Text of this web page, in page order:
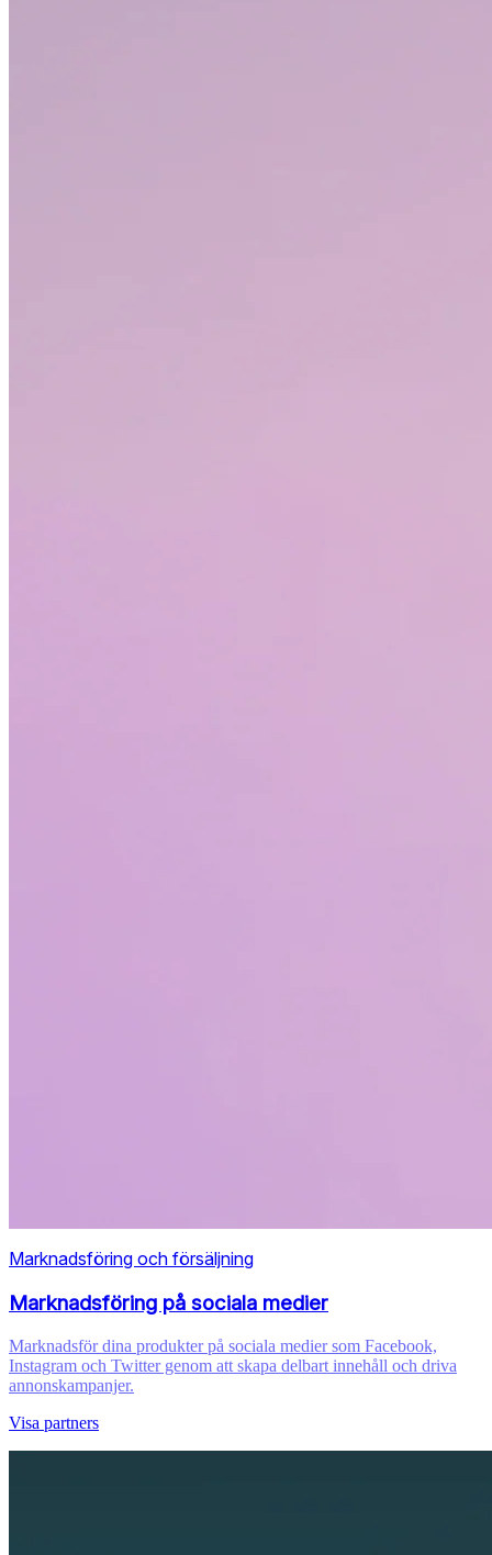
Marknadsföring och försäljning
Marknadsföring på sociala medier
Marknadsför dina produkter på sociala medier som Facebook,
Instagram och Twitter genom att skapa delbart innehåll och driva
annonskampanjer.
Visa partners